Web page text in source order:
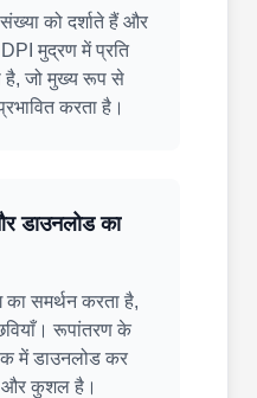
को दर्शाते हैं और
मुद्रण में प्रति
है, जो मुख्य रूप से
करता है।
डाउनलोड का
समर्थन करता है,
रूपांतरण के
में डाउनलोड कर
और कुशल है।